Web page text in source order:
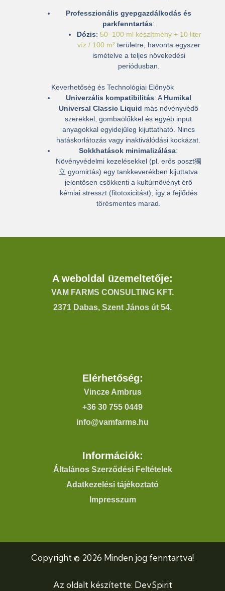
Professzionális gyepgazdálkodás és
parkfenntartás:
Dózis: 50–100 ml készítmény + 10 liter
víz / 100 m² területre, havonta egyszer
ismételve a teljes növekedési
periódusban.
Keverhetőség és Technológiai Előnyök
Univerzális kompatibilitás: A Humikal
Universal Classic Liquid más növényvédő
szerekkel, gombaölőkkel és egyéb input
anyagokkal egyidejűleg kijuttatható. Nincs
hatáskorlátozás vagy inaktiválódási kockázat.
Sokkhatások minimalizálása:
Növényvédelmi kezelésekkel (pl. erős poszt獨
立 gyomirtás) egy tankkeverékben kijuttatva
jelentősen csökkenti a kultúrnövényt érő
kémiai stresszt (fitotoxicitást) , így a fejlődés
törésmentes marad.
A weboldal üzemeltetője:
VAM FARMS CONSULTING KFT.
2371 Dabas, Szent János út 54.
Elérhetőség:
Vincze Ambrus
+36 30 755 0449
info@vamfarms.hu
Információk:
Általános Szerződési Feltételek
Adatkezelési tájékoztató
Impresszum
Copyright © 2026 Minden jog fenntartva!
Az oldalt készítette: DevSpirit